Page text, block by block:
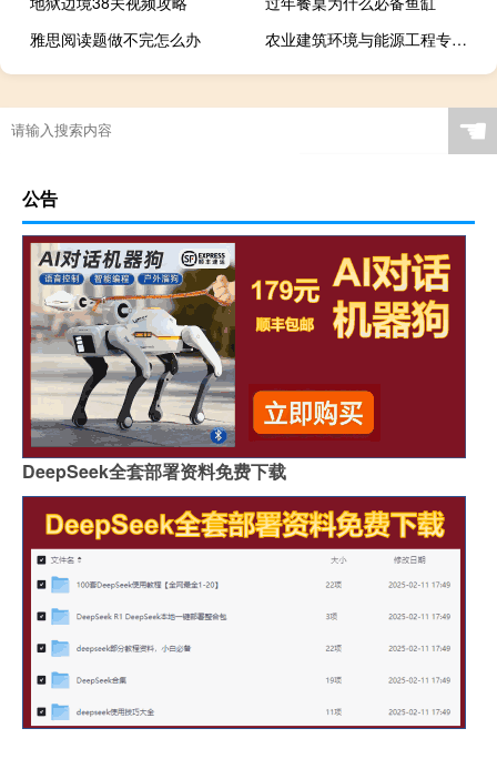
雅思阅读题做不完怎么办
农业建筑环境与能源工程专业怎么样
☚
公告
DeepSeek全套部署资料免费下载